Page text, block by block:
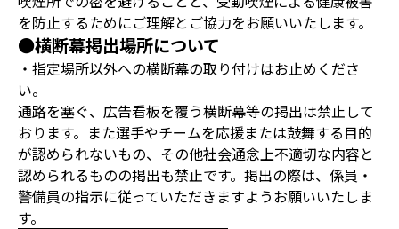
を防止するためにご理解とご協力をお願いいたします。
●横断幕掲出場所について
・指定場所以外への横断幕の取り付けはお止めくださ
い。
通路を塞ぐ、広告看板を覆う横断幕等の掲出は禁止して
おります。また選手やチームを応援または鼓舞する目的
が認められないもの、その他社会通念上不適切な内容と
認められるものの掲出も禁止です。掲出の際は、係員・
警備員の指示に従っていただきますようお願いいたしま
す。